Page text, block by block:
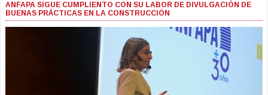
ANFAPA SIGUE CUMPLIENTO CON SU LABOR DE DIVULGACIÓN DE
BUENAS PRÁCTICAS EN LA CONSTRUCCIÓN